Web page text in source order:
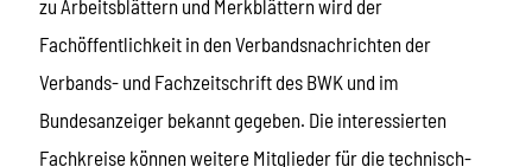
zu Arbeitsblättern und Merkblättern wird der
Fachöffentlichkeit in den Verbandsnachrichten der
Verbands- und Fachzeitschrift des BWK und im
Bundesanzeiger bekannt gegeben. Die interessierten
Fachkreise können weitere Mitglieder für die technisch-